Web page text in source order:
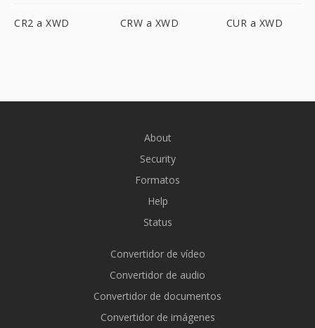
CR2 a XWD CRW a XWD CUR a XWD
About
Security
Formatos
Help
Status
Convertidor de vídeo
Convertidor de audio
Convertidor de documentos
Convertidor de imágenes